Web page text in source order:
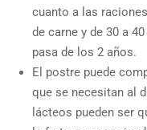
cuanto a las
de carne y de 30 a
pasa de los 2 años.
El postre puede
que se necesitan al
lácteos pueden ser